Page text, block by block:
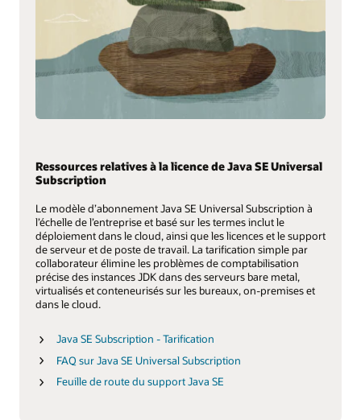
Ressources relatives à la licence de Java SE Universal
Subscription
Le modèle d’abonnement Java SE Universal Subscription à
l’échelle de l’entreprise et basé sur les termes inclut le
déploiement dans le cloud, ainsi que les licences et le support
de serveur et de poste de travail. La tarification simple par
collaborateur élimine les problèmes de comptabilisation
précise des instances JDK dans des serveurs bare metal,
virtualisés et conteneurisés sur les bureaux, on-premises et
dans le cloud.
Java SE Subscription - Tarification
FAQ sur Java SE Universal Subscription
Feuille de route du support Java SE